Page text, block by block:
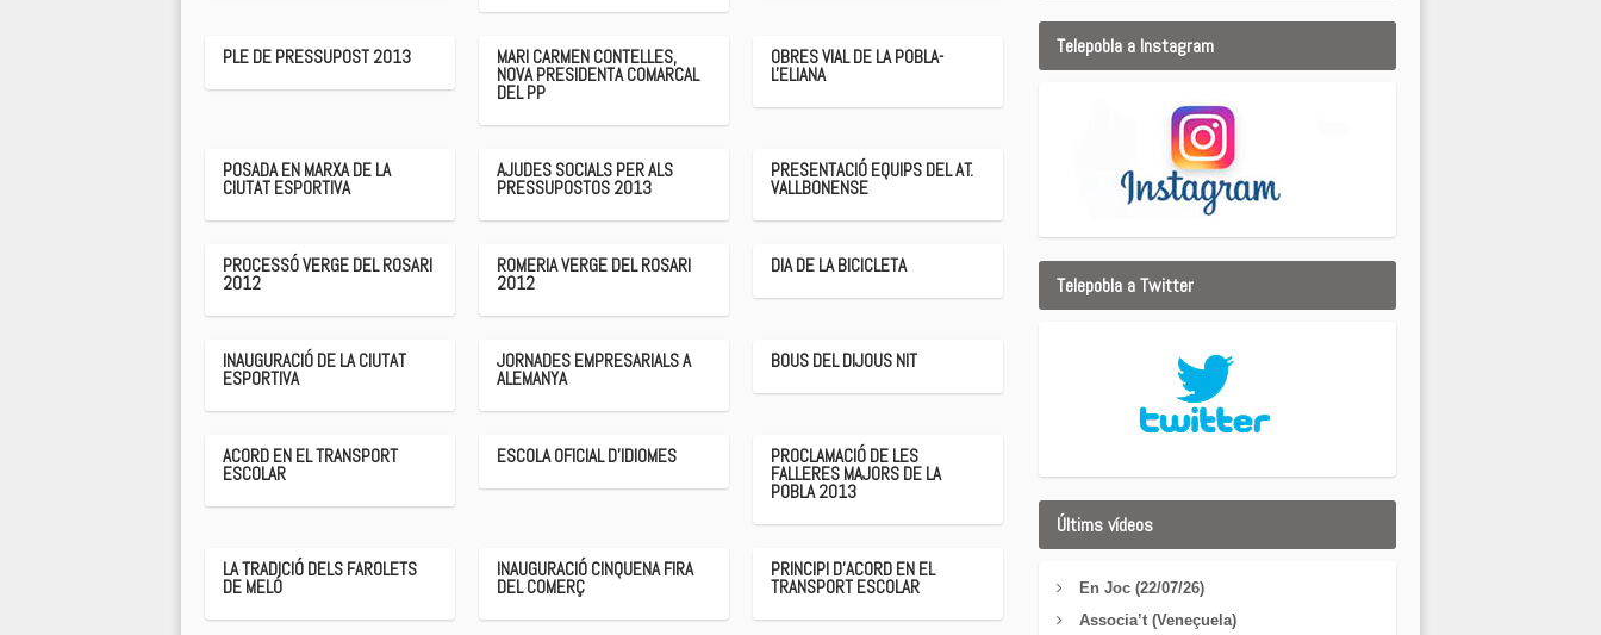
PLE DE PRESSUPOST 2013 MARI CARMEN CONTELLES,
NOVA PRESIDENTA COMARCAL
DEL PP
OBRES VIAL DE LA POBLA-
L'ELIANA
POSADA EN MARXA DE LA
CIUTAT ESPORTIVA
AJUDES SOCIALS PER ALS
PRESSUPOSTOS 2013
PRESENTACIÓ EQUIPS DEL AT.
VALLBONENSE
PROCESSÓ VERGE DEL ROSARI
2012
ROMERIA VERGE DEL ROSARI
2012
DIA DE LA BICICLETA
INAUGURACIÓ DE LA CIUTAT
ESPORTIVA
JORNADES EMPRESARIALS A
ALEMANYA
BOUS DEL DIJOUS NIT
ACORD EN EL TRANSPORT
ESCOLAR
ESCOLA OFICIAL D'IDIOMES PROCLAMACIÓ DE LES
FALLERES MAJORS DE LA
POBLA 2013
LA TRADICIÓ DELS FAROLETS
DE MELÓ
INAUGURACIÓ CINQUENA FIRA
DEL COMERÇ
PRINCIPI D'ACORD EN EL
TRANSPORT ESCOLAR
Telepobla a Instagram
Telepobla a Twitter
Últims vídeos
En Joc (22/07/26)
Associa’t (Veneçuela)